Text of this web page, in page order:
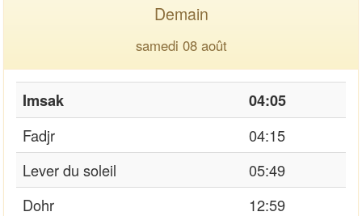
Demain
samedi 08 août
Imsak
04:05
Fadjr
04:15
Lever du soleil
05:49
Dohr
12:59